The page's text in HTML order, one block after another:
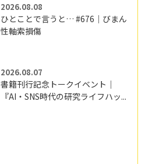
2026.08.08
ひとことで言うと… #676｜びまん
性軸索損傷
2026.08.07
書籍刊行記念トークイベント｜
『AI・SNS時代の研究ライフハッ...